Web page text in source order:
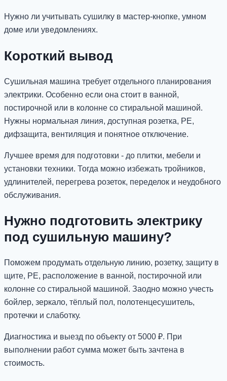
Нужно ли учитывать сушилку в мастер-кнопке, умном
доме или уведомлениях.
Короткий вывод
Сушильная машина требует отдельного планирования
электрики. Особенно если она стоит в ванной,
постирочной или в колонне со стиральной машиной.
Нужны нормальная линия, доступная розетка, PE,
дифзащита, вентиляция и понятное отключение.
Лучшее время для подготовки - до плитки, мебели и
установки техники. Тогда можно избежать тройников,
удлинителей, перегрева розеток, переделок и неудобного
обслуживания.
Нужно подготовить электрику
под сушильную машину?
Поможем продумать отдельную линию, розетку, защиту в
щите, PE, расположение в ванной, постирочной или
колонне со стиральной машиной. Заодно можно учесть
бойлер, зеркало, тёплый пол, полотенцесушитель,
протечки и слаботку.
Диагностика и выезд по объекту от 5000 ₽. При
выполнении работ сумма может быть зачтена в
стоимость.